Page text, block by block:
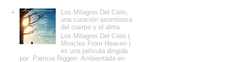
Los Milagros Del Cielo,
una curación asombrosa
del cuerpo y el alma
Los Milagros Del Cielo (
Miracles From Heaven )
es una película dirigida
por Patricia Riggen Ambientada en